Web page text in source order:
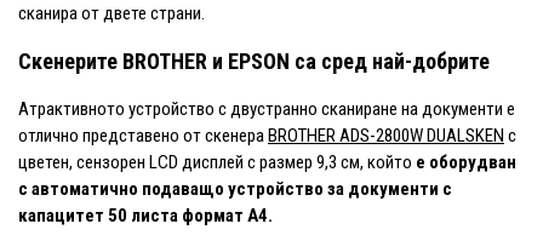
сканира от двете страни.
Скенерите BROTHER и EPSON са сред най-добрите
Атрактивното устройство с двустранно сканиране на документи е
отлично представено от скенераBROTHER ADS-2800W DUALSKEN с
цветен, сензорен LCD дисплей с размер 9,3 см, който е оборудван
с автоматично подаващо устройство за документи с
капацитет 50 листа формат A4.